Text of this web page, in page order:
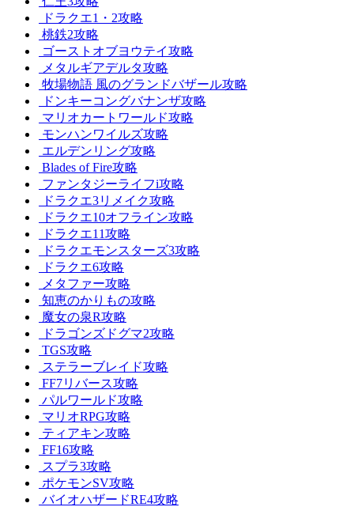
ドラクエ1・2攻略
桃鉄2攻略
ゴーストオブヨウテイ攻略
メタルギアデルタ攻略
牧場物語 風のグランドバザール攻略
ドンキーコングバナンザ攻略
マリオカートワールド攻略
モンハンワイルズ攻略
エルデンリング攻略
Blades of Fire攻略
ファンタジーライフi攻略
ドラクエ3リメイク攻略
ドラクエ10オフライン攻略
ドラクエ11攻略
ドラクエモンスターズ3攻略
ドラクエ6攻略
メタファー攻略
知恵のかりもの攻略
魔女の泉R攻略
ドラゴンズドグマ2攻略
TGS攻略
ステラーブレイド攻略
FF7リバース攻略
パルワールド攻略
マリオRPG攻略
ティアキン攻略
FF16攻略
スプラ3攻略
ポケモンSV攻略
バイオハザードRE4攻略